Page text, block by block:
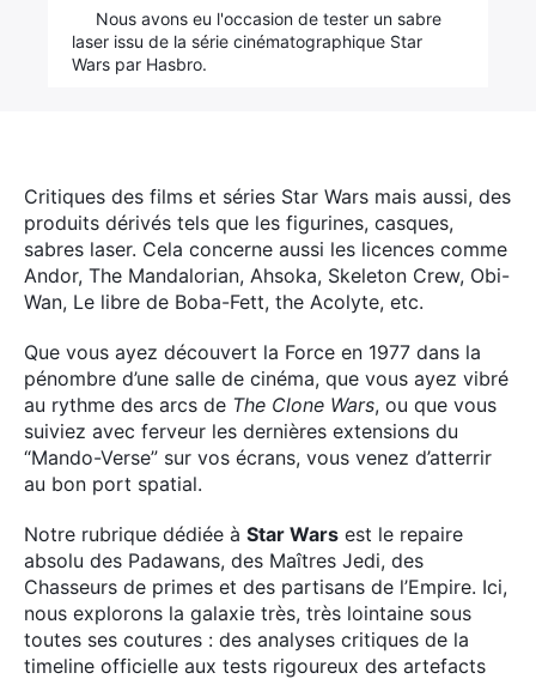
Critiques des films et séries Star Wars mais aussi, des
produits dérivés tels que les figurines, casques,
sabres laser. Cela concerne aussi les licences comme
Andor, The Mandalorian, Ahsoka, Skeleton Crew, Obi-
Wan, Le libre de Boba-Fett, the Acolyte, etc.
Que vous ayez découvert la Force en 1977 dans la
pénombre d’une salle de cinéma, que vous ayez vibré
au rythme des arcs de The Clone Wars, ou que vous
suiviez avec ferveur les dernières extensions du
“Mando-Verse” sur vos écrans, vous venez d’atterrir
au bon port spatial.
Notre rubrique dédiée à Star Wars est le repaire
absolu des Padawans, des Maîtres Jedi, des
Chasseurs de primes et des partisans de l’Empire. Ici,
nous explorons la galaxie très, très lointaine sous
toutes ses coutures : des analyses critiques de la
timeline officielle aux tests rigoureux des artefacts
Nous avons eu l'occasion de tester un sabre
laser issu de la série cinématographique Star
Wars par Hasbro.